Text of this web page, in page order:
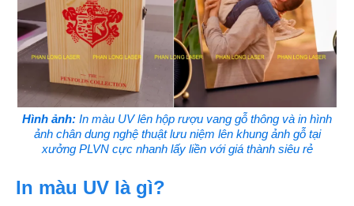
Hình ảnh: In màu UV lên hộp rượu vang gỗ thông và in hình
ảnh chân dung nghệ thuật lưu niệm lên khung ảnh gỗ tại
xưởng PLVN cực nhanh lấy liền với giá thành siêu rẻ
In màu UV là gì?